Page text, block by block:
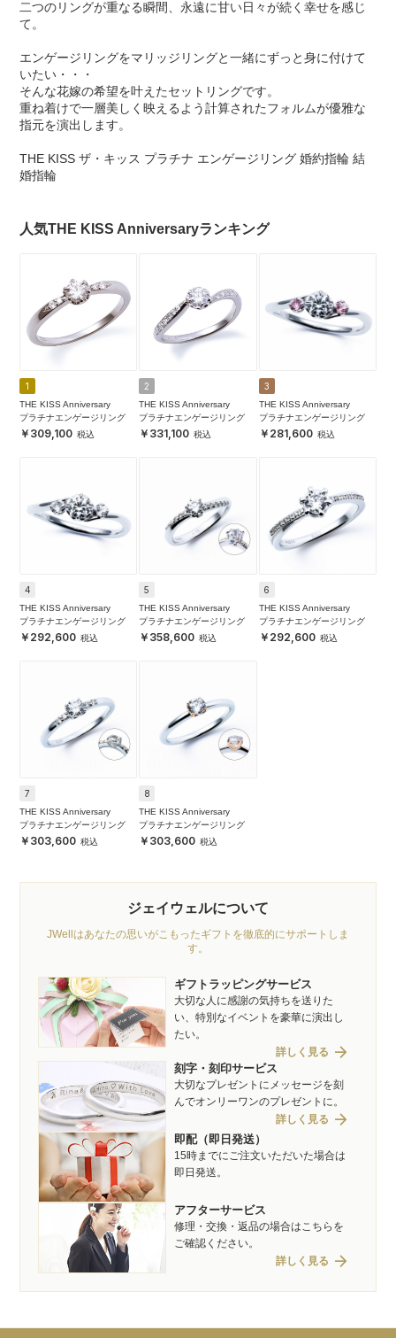
二つのリングが重なる瞬間、永遠に甘い日々が続く幸せを感じ
て。
エンゲージリングをマリッジリングと一緒にずっと身に付けて
いたい・・・
そんな花嫁の希望を叶えたセットリングです。
重ね着けで一層美しく映えるよう計算されたフォルムが優雅な
指元を演出します。
THE KISS ザ・キッス プラチナ エンゲージリング 婚約指輪 結
婚指輪
人気THE KISS Anniversaryランキング
1
THE KISS Anniversary
プラチナエンゲージリング
309,100
2
THE KISS Anniversary
プラチナエンゲージリング
331,100
3
THE KISS Anniversary
プラチナエンゲージリング
281,600
4
THE KISS Anniversary
プラチナエンゲージリング
292,600
5
THE KISS Anniversary
プラチナエンゲージリング
358,600
6
THE KISS Anniversary
プラチナエンゲージリング
292,600
7
THE KISS Anniversary
プラチナエンゲージリング
303,600
8
THE KISS Anniversary
プラチナエンゲージリング
303,600
ジェイウェルについて
JWellはあなたの思いがこもったギフトを徹底的にサポートしま
す。
ギフトラッピングサービス
大切な人に感謝の気持ちを送りた
い、特別なイベントを豪華に演出し
たい。
詳しく見る arrow_forward
刻字・刻印サービス
大切なプレゼントにメッセージを刻
んでオンリーワンのプレゼントに。
詳しく見る arrow_forward
即配（即日発送）
15時までにご注文いただいた場合は
即日発送。
アフターサービス
修理・交換・返品の場合はこちらを
ご確認ください。
詳しく見る arrow_forward